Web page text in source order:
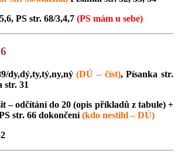
PS str. 68/3,4,7 (PS mám u sebe)
dy,dý,ty,tý,ny,ný(DÚ – číst), Písanka str.
str. 31
– odčítání do 20 (opis příkladů z tabule) +
str. 66 dokončení(kdo nestihl – DÚ)